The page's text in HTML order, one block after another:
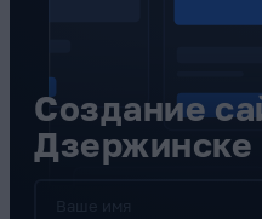
Создание
Дзержинске